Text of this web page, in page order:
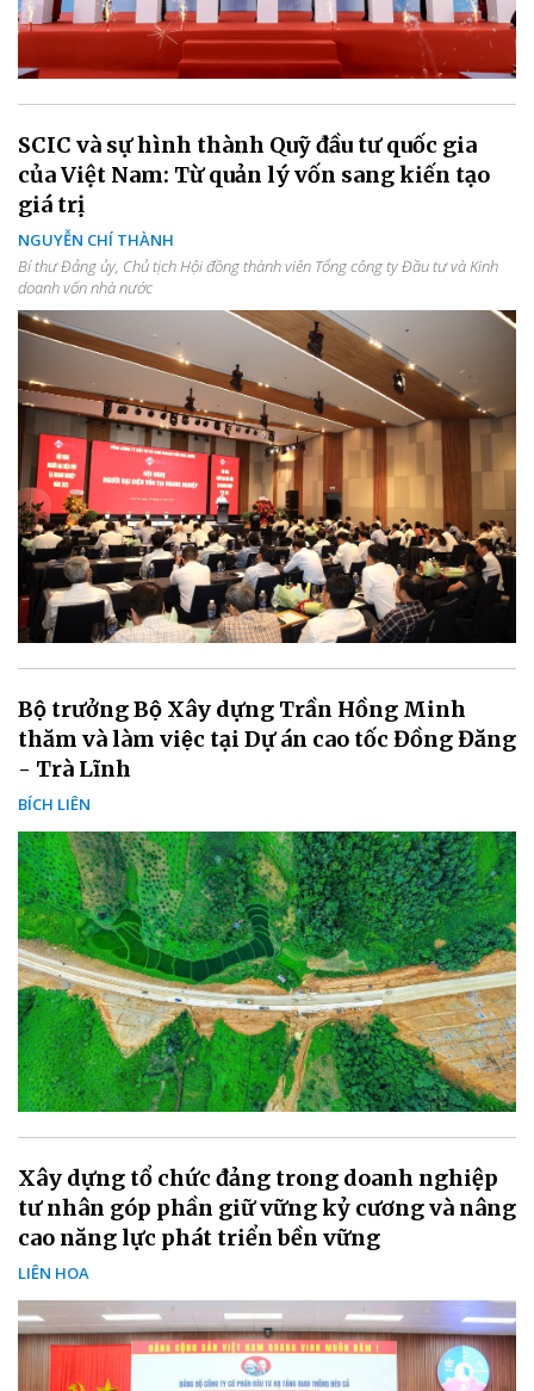
SCIC và sự hình thành Quỹ đầu tư quốc gia
của Việt Nam: Từ quản lý vốn sang kiến tạo
giá trị
NGUYỄN CHÍ THÀNH
Bí thư Đảng ủy, Chủ tịch Hội đồng thành viên Tổng công ty Đầu tư và Kinh
doanh vốn nhà nước
Bộ trưởng Bộ Xây dựng Trần Hồng Minh
thăm và làm việc tại Dự án cao tốc Đồng Đăng
- Trà Lĩnh
BÍCH LIÊN
Xây dựng tổ chức đảng trong doanh nghiệp
tư nhân góp phần giữ vững kỷ cương và nâng
cao năng lực phát triển bền vững
LIÊN HOA